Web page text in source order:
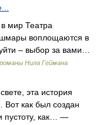
мир Театра
воплощаются в
– выбор за вами…
Нила Геймана
эта история
Вот как был создан
пустоту, как… —